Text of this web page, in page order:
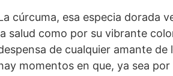
cúrcuma, esa especia dorada
salud como por su vibrante
de cualquier amante
momentos en que, ya sea